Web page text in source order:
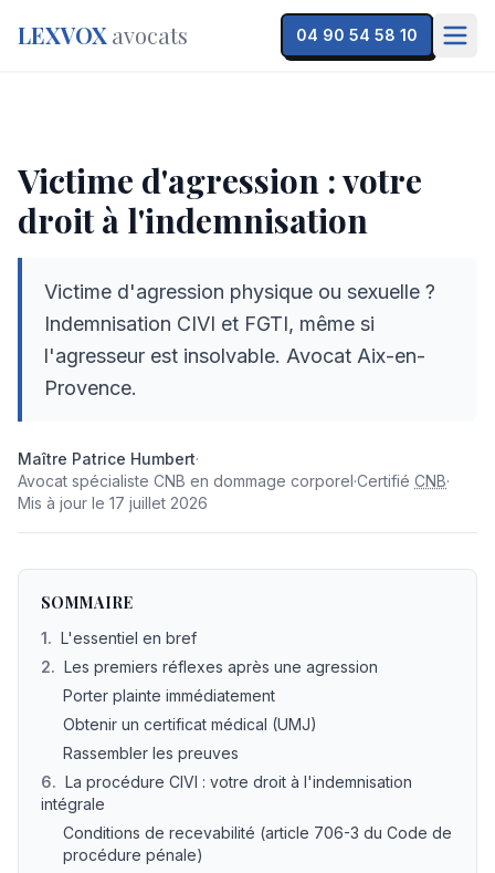
LEXVOX avocats 04 90 54 58 10
Victime d'agression : votre
droit à l'indemnisation
Victime d'agression physique ou sexuelle ?
Indemnisation CIVI et FGTI, même si
l'agresseur est insolvable. Avocat Aix-en-
Provence.
Maître Maître
Patrice Humbert·
Avocat spécialiste CNB en dommage corporel·Certifié CNB·
Mis à jour le 17 juillet 2026
SOMMAIRE
1. L'essentiel en bref
2. Les premiers réflexes après une agression
Porter plainte immédiatement
Obtenir un certificat médical (UMJ)
Rassembler les preuves
6. La procédure CIVI : votre droit à l'indemnisation
intégrale
Conditions de recevabilité (article 706-3 du Code de
procédure pénale)